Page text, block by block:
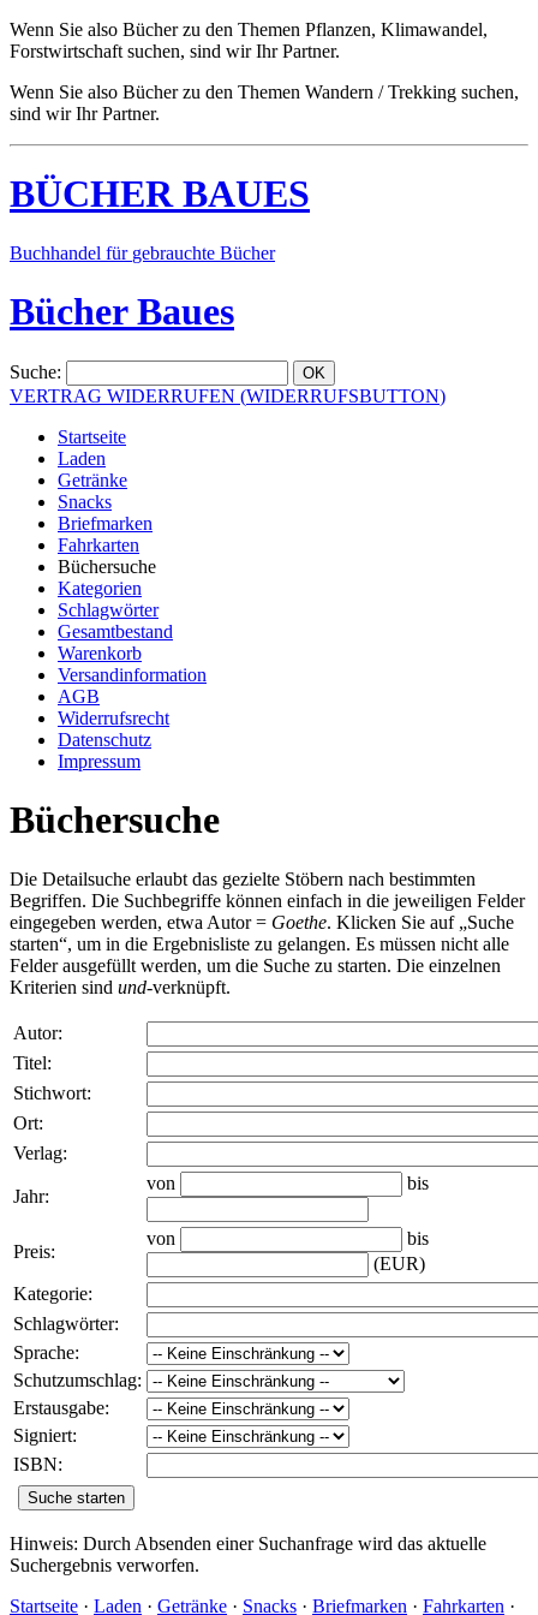
Wenn Sie also Bücher zu den Themen Pflanzen, Klimawandel,
Forstwirtschaft suchen, sind wir Ihr Partner.
Wenn Sie also Bücher zu den Themen Wandern / Trekking suchen,
sind wir Ihr Partner.
BÜCHER BAUES
Buchhandel für gebrauchte Bücher
Bücher Baues
Suche:
VERTRAG WIDERRUFEN (WIDERRUFSBUTTON)
Startseite
Laden
Getränke
Snacks
Briefmarken
Fahrkarten
Büchersuche
Kategorien
Schlagwörter
Gesamtbestand
Warenkorb
Versandinformation
AGB
Widerrufsrecht
Datenschutz
Impressum
Büchersuche
Die Detailsuche erlaubt das gezielte Stöbern nach bestimmten
Begriffen. Die Suchbegriffe können einfach in die jeweiligen Felder
eingegeben werden, etwa Autor = Goethe. Klicken Sie auf „Suche
starten“, um in die Ergebnisliste zu gelangen. Es müssen nicht alle
Felder ausgefüllt werden, um die Suche zu starten. Die einzelnen
Kriterien sind und-verknüpft.
Autor:
Titel:
Stichwort:
Ort:
Verlag:
Jahr:
von bis
Preis:
von
bis
(EUR)
Kategorie:
Schlagwörter:
Sprache:
Schutzumschlag:
Erstausgabe:
Signiert:
ISBN:
Hinweis: Durch Absenden einer Suchanfrage wird das aktuelle
Suchergebnis verworfen.
Startseite · Laden · Getränke · Snacks · Briefmarken · Fahrkarten ·